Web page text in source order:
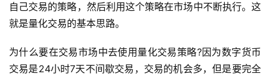
自己交易的策略，然后利用这个策略在市场中不断执行。这
就是量化交易的基本思路。
为什么要在交易市场中去使用量化交易策略?因为数字货币
交易是24小时7天不间歇交易，交易的机会多，但是要完全